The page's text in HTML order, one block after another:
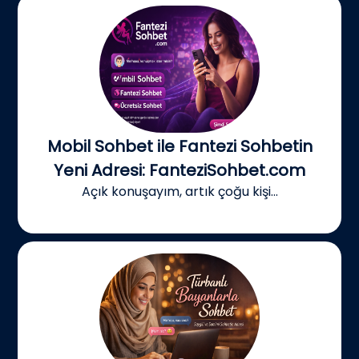
Mobil Sohbet ile Fantezi Sohbetin
Yeni Adresi: FanteziSohbet.com
Açık konuşayım, artık çoğu kişi...